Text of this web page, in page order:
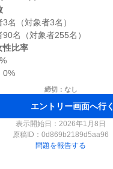
名（対象者3名）
性比率
締切：なし
エントリー画面へ行く
表示開始日：2026年1月8日
原稿ID： 0d869b2189d5aa96
問題を報告する